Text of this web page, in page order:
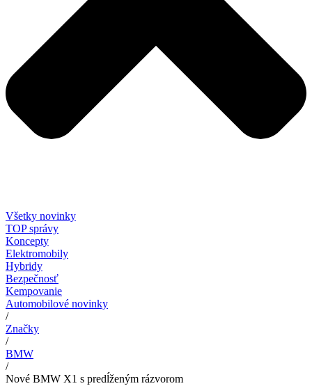
Všetky novinky
TOP správy
Koncepty
Elektromobily
Hybridy
Bezpečnosť
Kempovanie
Automobilové novinky
/
Značky
/
BMW
/
Nové BMW X1 s predĺženým rázvorom